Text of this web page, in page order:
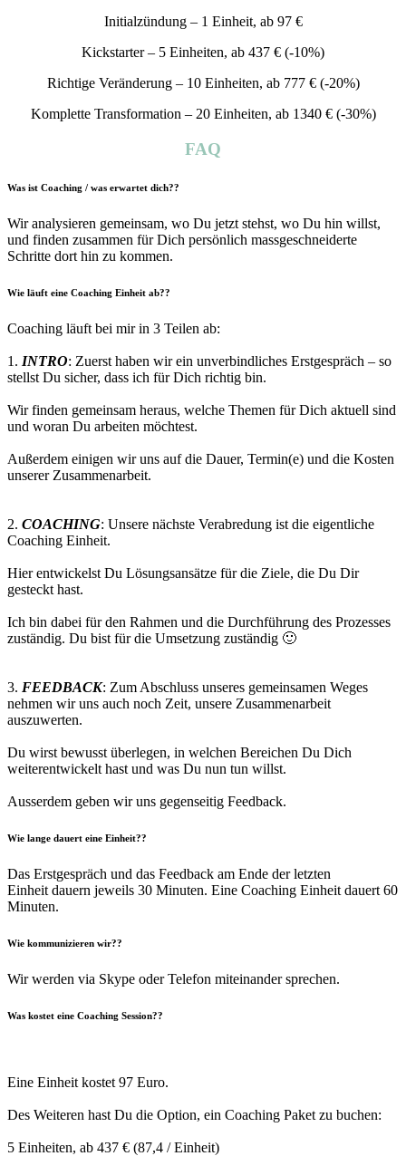
Initialzündung – 1 Einheit, ab 97 €
Kickstarter – 5 Einheiten, ab 437 € (-10%)
Richtige Veränderung – 10 Einheiten, ab 777 € (-20%)
Komplette Transformation – 20 Einheiten, ab 1340 € (-30%)
FAQ
Was ist Coaching / was erwartet dich??
Wir analysieren gemeinsam, wo Du jetzt stehst, wo Du hin willst,
und finden zusammen für Dich persönlich massgeschneiderte
Schritte dort hin zu kommen.
Wie läuft eine Coaching Einheit ab??
Coaching läuft bei mir in 3 Teilen ab:
1. INTRO: Zuerst haben wir ein unverbindliches Erstgespräch – so
stellst Du sicher, dass ich für Dich richtig bin.
Wir finden gemeinsam heraus, welche Themen für Dich aktuell sind
und woran Du arbeiten möchtest.
Außerdem einigen wir uns auf die Dauer, Termin(e) und die Kosten
unserer Zusammenarbeit.
2. COACHING: Unsere nächste Verabredung ist die eigentliche
Coaching Einheit.
Hier entwickelst Du Lösungsansätze für die Ziele, die Du Dir
gesteckt hast.
Ich bin dabei für den Rahmen und die Durchführung des Prozesses
zuständig. Du bist für die Umsetzung zuständig 🙂
3. FEEDBACK: Zum Abschluss unseres gemeinsamen Weges
nehmen wir uns auch noch Zeit, unsere Zusammenarbeit
auszuwerten.
Du wirst bewusst überlegen, in welchen Bereichen Du Dich
weiterentwickelt hast und was Du nun tun willst.
Ausserdem geben wir uns gegenseitig Feedback.
Wie lange dauert eine Einheit??
Das Erstgespräch und das Feedback am Ende der letzten
Einheit dauern jeweils 30 Minuten. Eine Coaching Einheit dauert 60
Minuten.
Wie kommunizieren wir??
Wir werden via Skype oder Telefon miteinander sprechen.
Was kostet eine Coaching Session??
Eine Einheit kostet 97 Euro.
Des Weiteren hast Du die Option, ein Coaching Paket zu buchen:
5 Einheiten, ab 437 € (87,4 / Einheit)